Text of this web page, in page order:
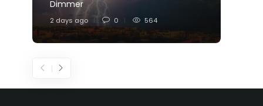
Dimmer
2 days ago 0 564